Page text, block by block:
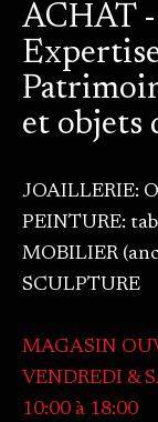
ACHAT
et objets
JOAILLERIE:
PEINTURE:
MOBILIER
SCULPTURE
MAGASIN
VENDREDI &
10:00 à 18:00